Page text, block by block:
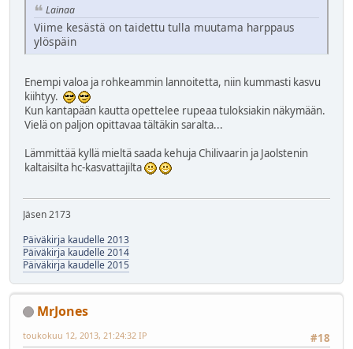
Lainaa
Viime kesästä on taidettu tulla muutama harppaus
ylöspäin
Enempi valoa ja rohkeammin lannoitetta, niin kummasti kasvu
kiihtyy.
Kun kantapään kautta opettelee rupeaa tuloksiakin näkymään.
Vielä on paljon opittavaa tältäkin saralta...
Lämmittää kyllä mieltä saada kehuja Chilivaarin ja Jaolstenin
kaltaisilta hc-kasvattajilta
Jäsen 2173
Päiväkirja kaudelle 2013
Päiväkirja kaudelle 2014
Päiväkirja kaudelle 2015
MrJones
#18
toukokuu 12, 2013, 21:24:32 IP